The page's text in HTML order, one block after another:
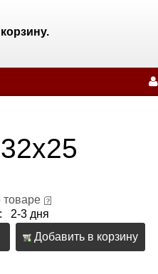
товаре
2-3 дня
Добавить в корзину